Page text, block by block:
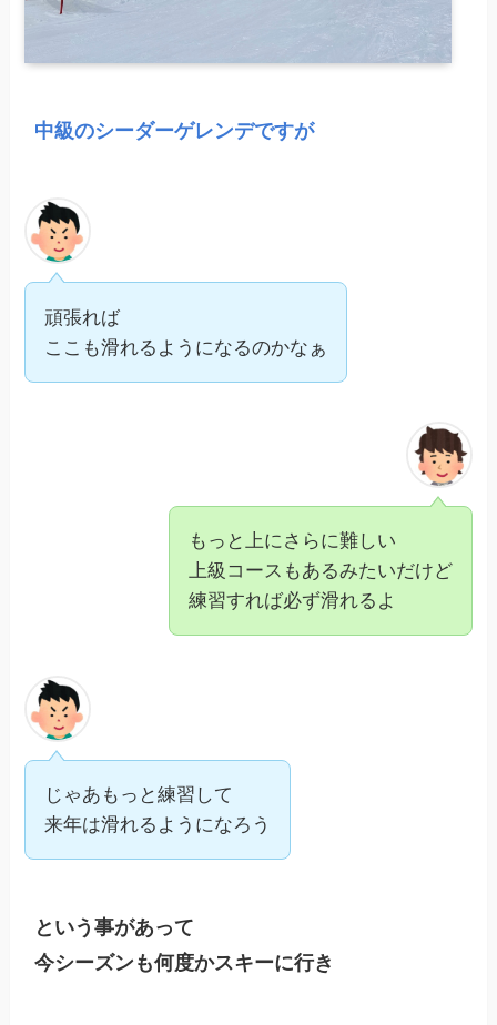
中級のシーダーゲレンデですが
頑張れば
ここも滑れるようになるのかなぁ
もっと上にさらに難しい
上級コースもあるみたいだけど
練習すれば必ず滑れるよ
じゃあもっと練習して
来年は滑れるようになろう
という事があって
今シーズンも何度かスキーに行き